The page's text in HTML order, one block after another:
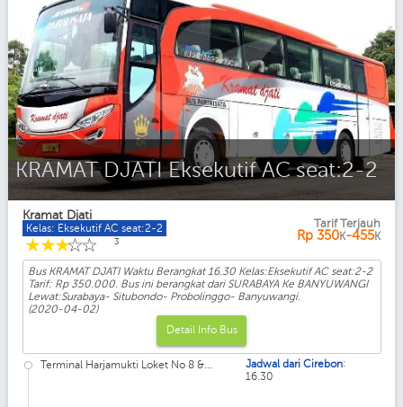
KRAMAT DJATI Eksekutif AC seat:2-2
Kramat Djati
Kelas: Eksekutif AC seat:2-2
☆
☆
☆
☆
☆ 3
Tarif Terjauh
Rp 350K-455K
Bus KRAMAT DJATI Waktu Berangkat 16.30 Kelas:Eksekutif AC seat:2-2
Tarif: Rp 350.000. Bus ini berangkat dari SURABAYA Ke BANYUWANGI
Lewat:Surabaya- Situbondo- Probolinggo- Banyuwangi.
(2020-04-02)
Detail Info Bus
Terminal Harjamukti Loket No 8 &... Jadwal dari Cirebon:
16.30